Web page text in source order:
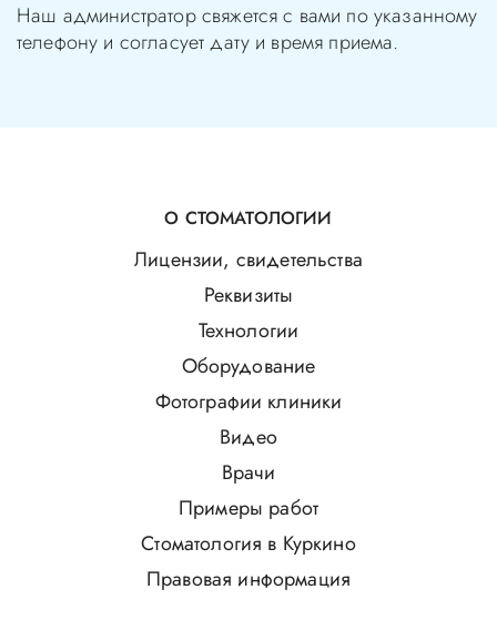
Наш администратор свяжется с вами по указанному
телефону и согласует дату и время приема.
О СТОМАТОЛОГИИ
Лицензии, свидетельства
Реквизиты
Технологии
Оборудование
Фотографии клиники
Видео
Врачи
Примеры работ
Стоматология в Куркино
Правовая информация